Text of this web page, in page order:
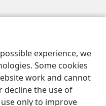
experience, we
Some cookies
work and cannot
decline the use of
only to improve